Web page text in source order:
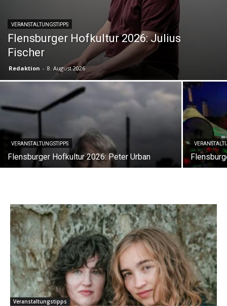
VERANSTALTUNGSTIPPS
Flensburger Hofkultur 2026: Julius
Fischer
Redaktion - 8. August 2026
VERANSTALTUNGSTIPPS
Flensburger Hofkultur 2026: Peter Urban
Veranstaltungstipps